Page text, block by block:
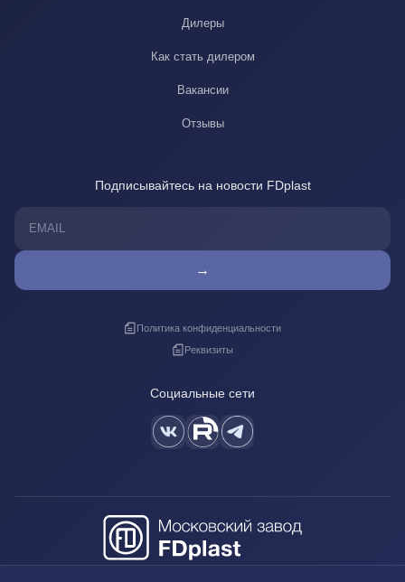
Дилеры
Как стать дилером
Вакансии
Отзывы
Подписывайтесь на новости FDplast
→
Политика конфиденциальности
Реквизиты
Социальные сети